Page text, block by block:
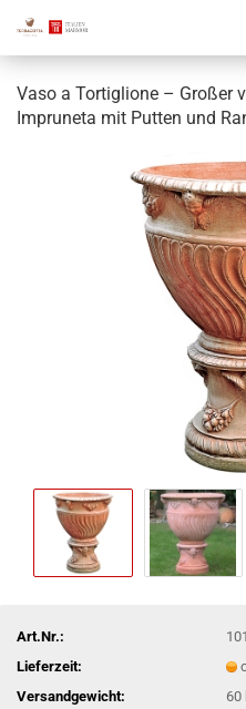
Vaso a Tortiglione – Großer
Impruneta mit Putten und
Art.Nr.:
Lieferzeit:
Versandgewicht: 60